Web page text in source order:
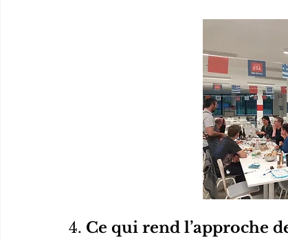
4. Ce qui rend l’approche